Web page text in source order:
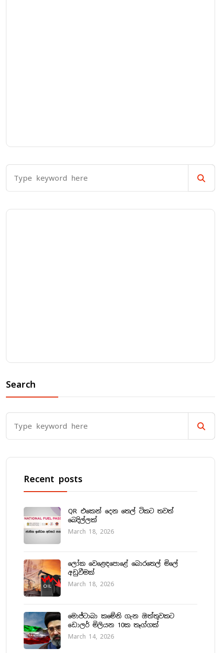
Search
Recent posts
QR එකෙන් දෙන තෙල් ටිකට තවත්
බෙදිල්ලක්
March 18, 2026
ලෝක වෙළෙඳපොළේ බොරතෙල් මිලේ
අඩුවීමක්
March 18, 2026
මොජ්ටාබා කමේනි ගැන ඔත්තුවකට
ඩොලර් මිලියන 10ක තෑග්ගක්
March 14, 2026